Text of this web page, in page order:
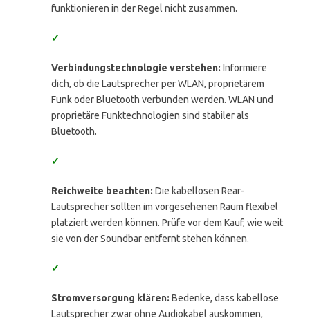
funktionieren in der Regel nicht zusammen.
✓
Verbindungstechnologie verstehen: Informiere
dich, ob die Lautsprecher per WLAN, proprietärem
Funk oder Bluetooth verbunden werden. WLAN und
proprietäre Funktechnologien sind stabiler als
Bluetooth.
✓
Reichweite beachten: Die kabellosen Rear-
Lautsprecher sollten im vorgesehenen Raum flexibel
platziert werden können. Prüfe vor dem Kauf, wie weit
sie von der Soundbar entfernt stehen können.
✓
Stromversorgung klären: Bedenke, dass kabellose
Lautsprecher zwar ohne Audiokabel auskommen,